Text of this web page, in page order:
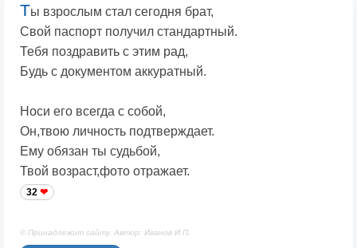
Ты взрослым стал сегодня брат,
Свой паспорт получил стандартный.
Тебя поздравить с этим рад,
Будь с документом аккуратный.
Носи его всегда с собой,
Он,твою личность подтверждает.
Ему обязан ты судьбой,
Твой возраст,фото отражает.
32
© Принадлежит сайту. Автор: Иванов И.П.